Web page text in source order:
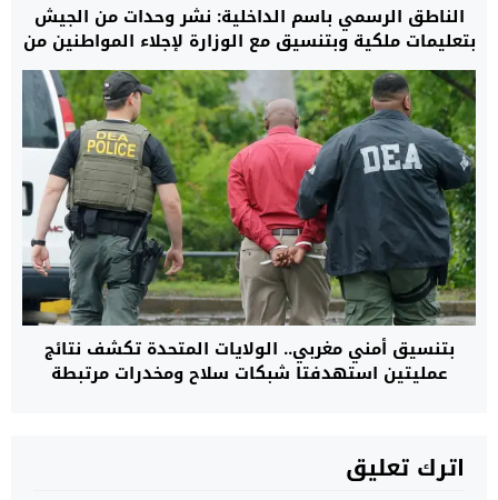
الناطق الرسمي باسم الداخلية: نشر وحدات من الجيش
بتعليمات ملكية وبتنسيق مع الوزارة لإجلاء المواطنين من
مناطق الفيضانات.. والعملية شملت أكثر من 108 آلاف
شخص
بتنسيق أمني مغربي.. الولايات المتحدة تكشف نتائج
عمليتين استهدفتا شبكات سلاح ومخدرات مرتبطة
اترك تعليق